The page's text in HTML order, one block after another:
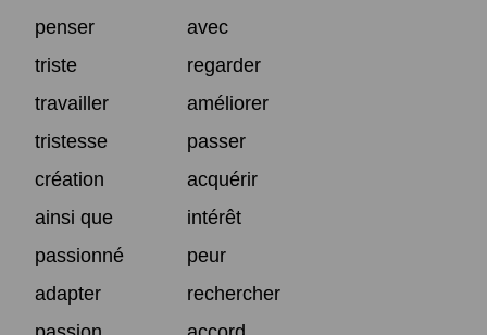
penser
avec
triste
regarder
travailler
améliorer
tristesse
passer
création
acquérir
ainsi que
intérêt
passionné
peur
adapter
rechercher